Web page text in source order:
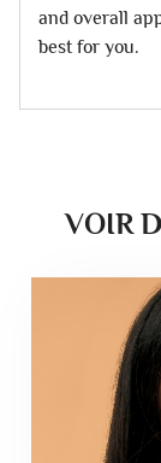
and overall
best for you.
VOIR